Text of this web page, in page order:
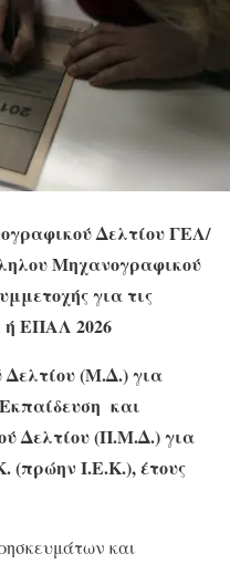
ΔελτίουΓΕΛ/
Μηχανογραφικού
για τις
ή ΕΠΑΛ 2026
(Μ.Δ.) για
και
Δελτίου (Π.Μ.Δ.) για
(πρώην Ι.Ε.Κ.), έτους
και